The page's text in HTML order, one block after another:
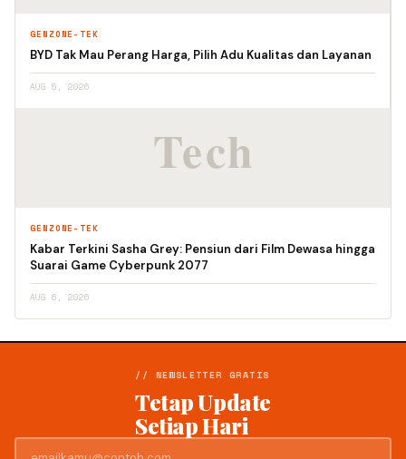
GENZONE-TEK
BYD Tak Mau Perang Harga, Pilih Adu Kualitas dan Layanan
AUG 5, 2026
GENZONE-TEK
Kabar Terkini Sasha Grey: Pensiun dari Film Dewasa hingga
Suarai Game Cyberpunk 2077
AUG 6, 2026
// NEWSLETTER GRATIS
Tetap Update
Setiap Hari